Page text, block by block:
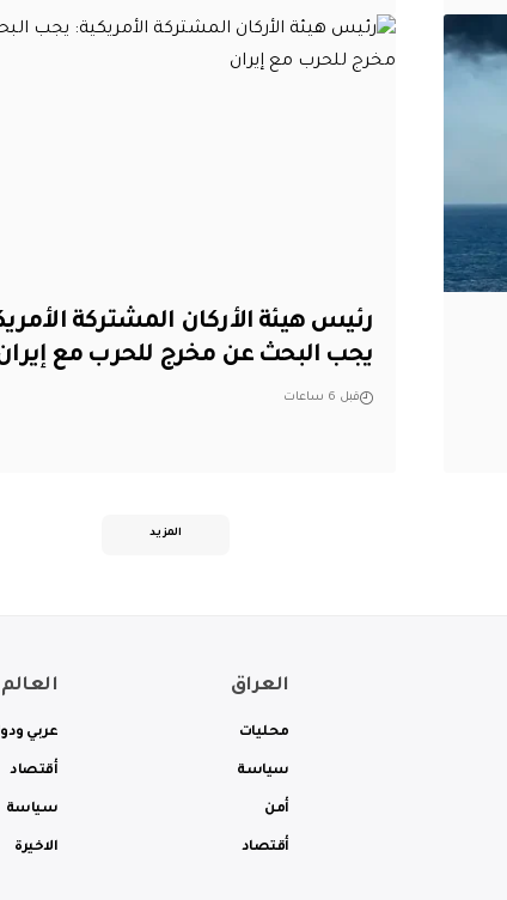
رئيس هيئة الأركان المشتركة
يجب البحث عن مخرج للحرب مع
قبل 6 ساعات
المزيد
العراق
محليات
سياسة
أمن
أقتصاد
العالم
عربي
أقتصاد
سياسة
الاخيرة